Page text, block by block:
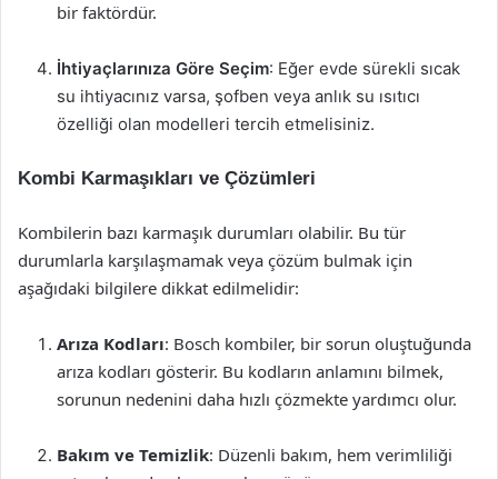
bir faktördür.
İhtiyaçlarınıza Göre Seçim: Eğer evde sürekli sıcak
su ihtiyacınız varsa, şofben veya anlık su ısıtıcı
özelliği olan modelleri tercih etmelisiniz.
Kombi Karmaşıkları ve Çözümleri
Kombilerin bazı karmaşık durumları olabilir. Bu tür
durumlarla karşılaşmamak veya çözüm bulmak için
aşağıdaki bilgilere dikkat edilmelidir:
Arıza Kodları: Bosch kombiler, bir sorun oluştuğunda
arıza kodları gösterir. Bu kodların anlamını bilmek,
sorunun nedenini daha hızlı çözmekte yardımcı olur.
Bakım ve Temizlik: Düzenli bakım, hem verimliliği